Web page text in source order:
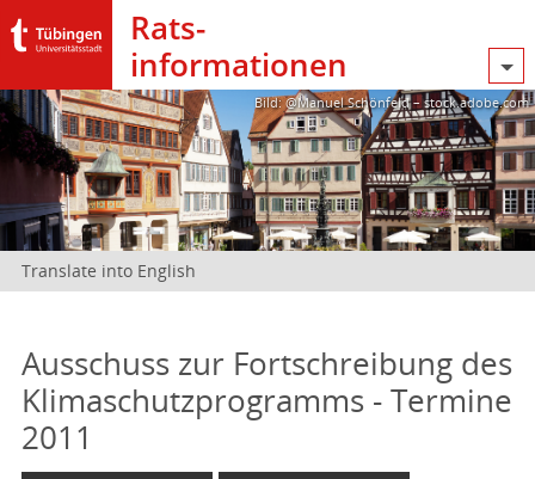
Rats­
informationen
Bild: @Manuel Schönfeld – stock.adobe.com
Translate into English
Ausschuss zur Fortschreibung des
Klimaschutzprogramms - Termine
2011